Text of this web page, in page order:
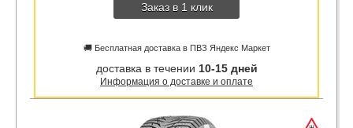
Заказ в 1 клик
🚚 Бесплатная доставка в ПВЗ Яндекс Маркет
доставка в течении 10-15 дней
Информация о доставке и оплате